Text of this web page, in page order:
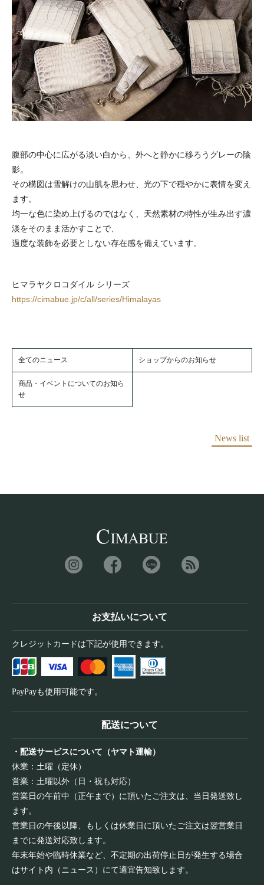
腹部の中心に広がる淡い白から、外へと静かに移ろうグレーの陰
影。
その構図は雪解けの山肌を思わせ、光の下で穏やかに表情を変え
ます。
均一な色に染め上げるのではなく、天然素材の特性が生み出す濃
淡をそのまま活かすことで、
過度な装飾を必要としない存在感を備えています。
ヒマラヤクロコダイル シリーズ
https://cimabue.jp/c/all/series/Himalayas
全てのニュース ショップからのお知らせ
商品・イベントについてのお知ら
せ
News list
お支払いについて
クレジットカードは下記が使用できます。
PayPayも使用可能です。
配送について
・配送サービスについて（ヤマト運輸）
休業：土曜（定休）
営業：土曜以外（日・祝も対応）
営業日の午前中（正午まで）に頂いたご注文は、当日発送致し
ます。
営業日の午後以降、もしくは休業日に頂いたご注文は翌営業日
までに発送対応致します。
年末年始や臨時休業など、不定期の出荷停止日が発生する場合
はサイト内（ニュース）にて適宜告知致します。